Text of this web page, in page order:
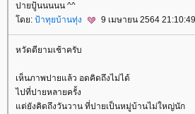
ปายปู้นนนนน ^^
ดย: ป้าทุยบ้านทุ่ง 9 เมษายน 2564
หวัดดียามเช้าครับ
เห็นภาพปายแล้ว อดคิดถึงไม่ได้
ไปที่ปายหลายครั้ง
ต่ยังคิดถึงวันวาน ที่ปายเป็นหมู่บ้านไม่ใหญ่นัก